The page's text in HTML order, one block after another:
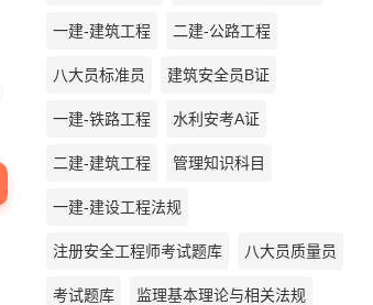
一建-建筑工程 二建-公路工程
八大员标准员 建筑安全员B证
一建-铁路工程 水利安考A证
二建-建筑工程 管理知识科目
一建-建设工程法规
注册安全工程师考试题库 八大员质量员
考试题库 监理基本理论与相关法规